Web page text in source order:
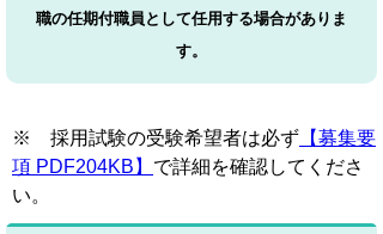
職の任期付職員として任用する場合がありま
す。
※ 採用試験の受験希望者は必ず 【募集要
項 PDF204KB】 で詳細を確認してくださ
い。